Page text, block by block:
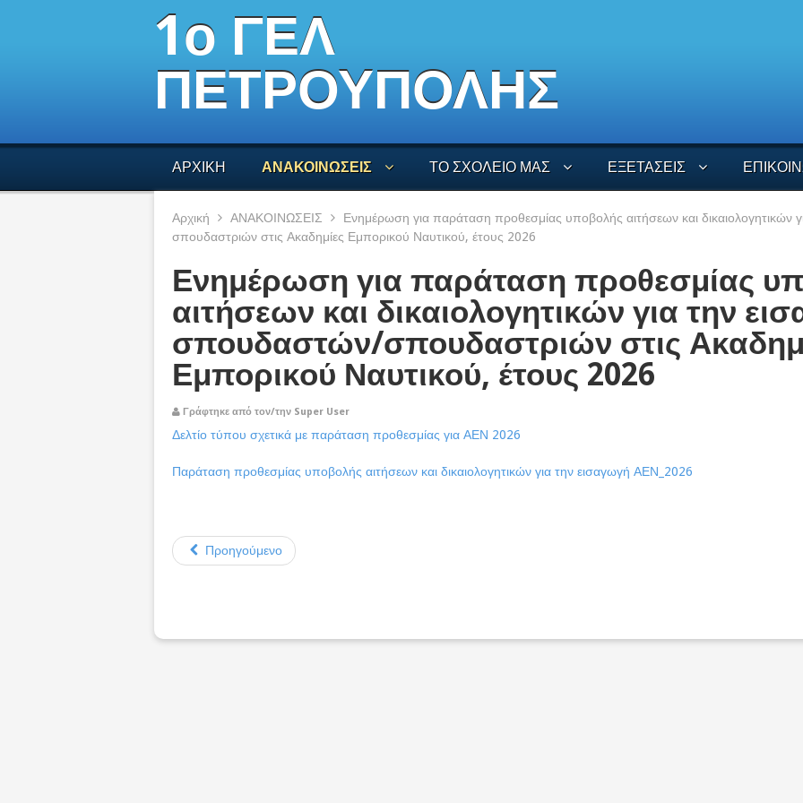
1ο ΓΕΛ
ΠΕΤΡΟΥΠΟΛΗΣ
ΑΡΧΙΚΗ ΑΝΑΚΟΙΝΩΣΕΙΣ ΤΟ ΣΧΟΛΕΙΟ ΜΑΣ ΕΞΕΤΑΣΕΙΣ
Αρχική ΑΝΑΚΟΙΝΩΣΕΙΣ
Ενημέρωση για παράταση προθεσμίας υποβολής αιτήσεων και δικαιολογητικών
σπουδαστριών στις Ακαδημίες Εμπορικού Ναυτικού, έτους 2026
Ενημέρωση για παράταση προθεσμίας
αιτήσεων και δικαιολογητικών για την
σπουδαστών/σπουδαστριών στις
Εμπορικού Ναυτικού, έτους 2026
Γράφτηκε από τον/την Super User
Δελτίο τύπου σχετικά με παράταση προθεσμίας για ΑΕΝ 2026
Παράταση προθεσμίας υποβολής αιτήσεων και δικαιολογητικών για την εισαγωγή ΑΕΝ_2026
Προηγούμενο